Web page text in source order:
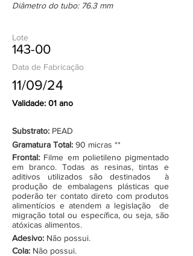
Diâmetro do tubo: 76.3 mm
Lote
143-00
Data de Fabricação
11/09/24
Validade: 01 ano
Substrato: PEAD
Gramatura Total: 90 micras **
Frontal: Filme em polietileno pigmentado
em branco. Todas as resinas, tintas e
aditivos utilizados são destinados à
produção de embalagens plásticas que
poderão ter contato direto com produtos
alimentícios e atendem a legislação de
migração total ou específica, ou seja, são
atóxicas alimentos.
Adesivo: Não possui.
Cola: Não possui.